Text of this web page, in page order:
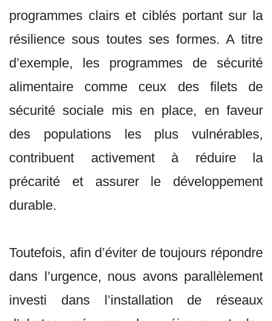
programmes clairs et ciblés portant sur la
résilience sous toutes ses formes. A titre
d’exemple, les programmes de sécurité
alimentaire comme ceux des filets de
sécurité sociale mis en place, en faveur
des populations les plus vulnérables,
contribuent activement à réduire la
précarité et assurer le développement
durable.
Toutefois, afin d’éviter de toujours répondre
dans l’urgence, nous avons parallèlement
investi dans l’installation de réseaux